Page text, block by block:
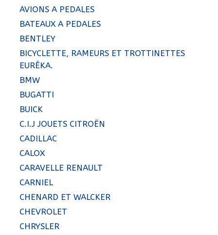
AVIONS A PEDALES
BATEAUX A PEDALES
BENTLEY
BICYCLETTE, RAMEURS ET TROTTINETTES
EURÉKA.
BMW
BUGATTI
BUICK
C.I.J JOUETS CITROËN
CADILLAC
CALOX
CARAVELLE RENAULT
CARNIEL
CHENARD ET WALCKER
CHEVROLET
CHRYSLER